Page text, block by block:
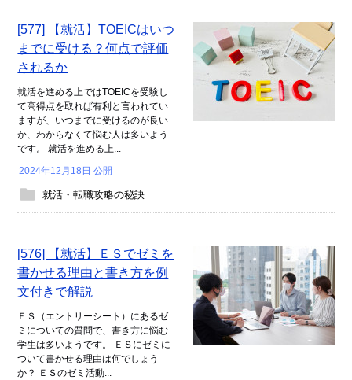
[577] 【就活】TOEICはいつ
までに受ける？何点で評価
されるか
就活を進める上ではTOEICを受験し
て高得点を取れば有利と言われてい
ますが、いつまでに受けるのが良い
か、わからなくて悩む人は多いよう
です。 就活を進める上...
2024年12月18日 公開
就活・転職攻略の秘訣
[576] 【就活】ＥＳでゼミを
書かせる理由と書き方を例
文付きで解説
ＥＳ（エントリーシート）にあるゼ
ミについての質問で、書き方に悩む
学生は多いようです。 ＥＳにゼミに
ついて書かせる理由は何でしょう
か？ ＥＳのゼミ活動...